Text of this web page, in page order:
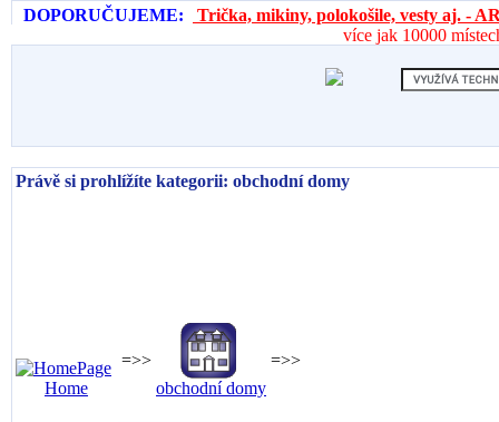
DOPORUČUJEME:
Trička, mikiny, polokošile, vesty aj. -
více jak 10000
Právě si prohlížíte kategorii: obchodní domy
Home
=>>
obchodní domy
=>>